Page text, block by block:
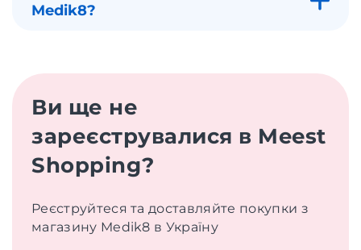
Medik8?
Ви ще не
зареєструвалися в Meest
Shopping?
Реєструйтеся та доставляйте покупки з
магазину Medik8 в Україну